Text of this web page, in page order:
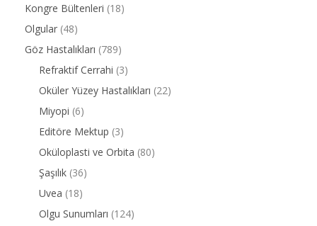
Kongre Bültenleri (18)
Olgular (48)
Göz Hastalıkları (789)
Refraktif Cerrahi (3)
Oküler Yüzey Hastalıkları (22)
Miyopi (6)
Editöre Mektup (3)
Oküloplasti ve Orbita (80)
Şaşılık (36)
Uvea (18)
Olgu Sunumları (124)